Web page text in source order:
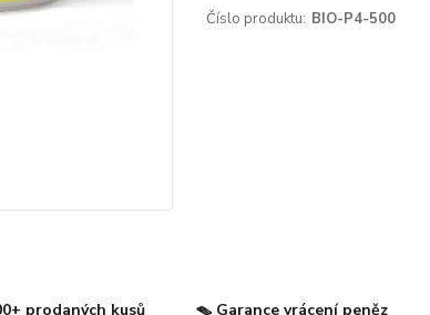
Číslo produktu: BIO-P4-500
prodaných kusů
🪤 Garance vrácení peněz